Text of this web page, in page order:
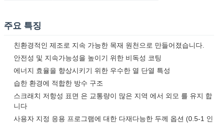
주요 특징
친환경적인 제조로 지속 가능한 목재 원천으로 만들어졌습니다.
안전성 및 지속가능성을 높이기 위한 비독성 코팅
에너지 효율을 향상시키기 위한 우수한 열 단열 특성
습한 환경에 적합한 방수 구조
스크래치 저항성 표면 은 교통량이 많은 지역 에서 외모 를 유지 합
니다
사용자 지정 응용 프로그램에 대한 다재다능한 두께 옵션 (0.5-1 인